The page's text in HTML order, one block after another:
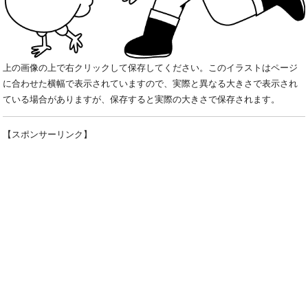
上の画像の上で右クリックして保存してください。このイラストはページ
に合わせた横幅で表示されていますので、実際と異なる大きさで表示され
ている場合がありますが、保存すると実際の大きさで保存されます。
【スポンサーリンク】